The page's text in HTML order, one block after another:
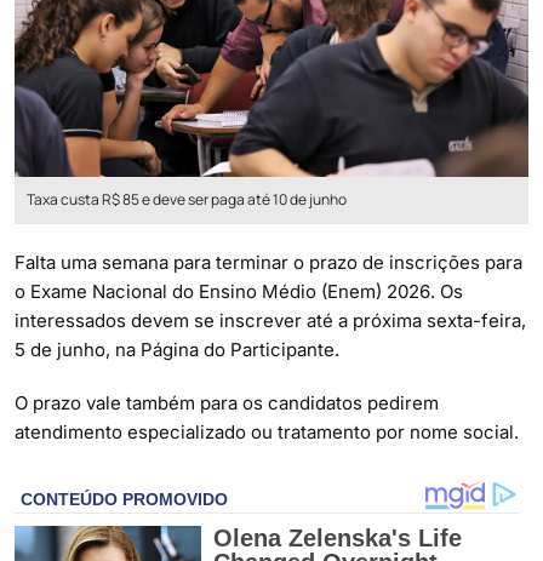
Taxa custa R$ 85 e deve ser paga até 10 de junho
Falta uma semana para terminar o prazo de inscrições para
o Exame Nacional do Ensino Médio (Enem) 2026. Os
interessados devem se inscrever até a próxima sexta-feira,
5 de junho, na Página do Participante.
O prazo vale também para os candidatos pedirem
atendimento especializado ou tratamento por nome social.